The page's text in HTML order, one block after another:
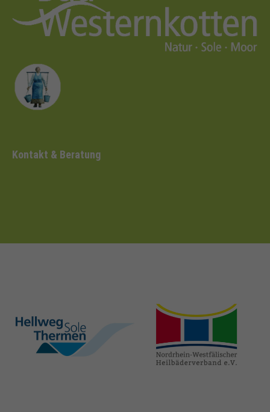
Kontakt & Beratung
hellweg-sole-
thermen.de
heilbaeder.de